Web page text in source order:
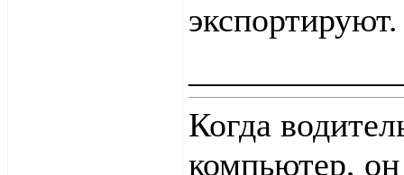
Когда
компьютер,